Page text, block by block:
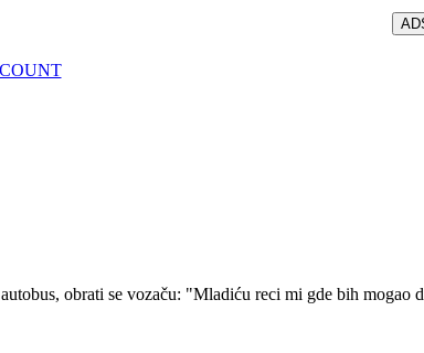
obrati se vozaču: "Mladiću reci mi gde bih